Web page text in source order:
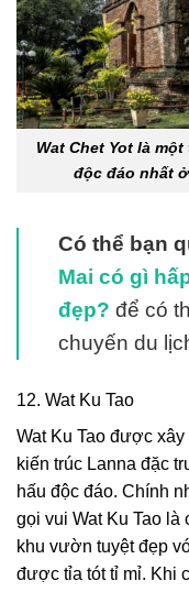
Wat Chet Yot là
độc đáo nhất
Có thể bạn
Mai có gì
đẹp? để có
chuyến du
12. Wat Ku Tao
Wat Ku Tao được
kiến trúc Lanna đặc
hấu độc đáo. Chính
gọi vui Wat Ku Tao là
khu vườn tuyệt đẹp
được tỉa tót tỉ mỉ. Khi